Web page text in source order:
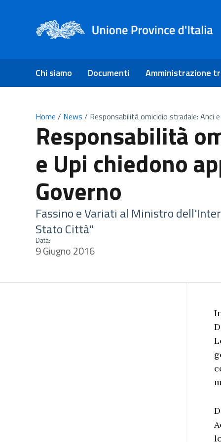
Chi siamo Documenti Amministrazione
Home / News / Responsabilità omicidio stradale: Anci
Responsabilità
e Upi chiedono
Governo
Fassino e Variati al Ministro
Stato Città"
Data:
9 Giugno 2016